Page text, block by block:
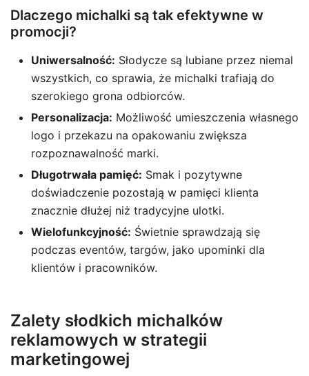
Dlaczego michalki są tak efektywne w
promocji?
Uniwersalność: Słodycze są lubiane przez niemal
wszystkich, co sprawia, że michalki trafiają do
szerokiego grona odbiorców.
Personalizacja: Możliwość umieszczenia własnego
logo i przekazu na opakowaniu zwiększa
rozpoznawalność marki.
Długotrwała pamięć: Smak i pozytywne
doświadczenie pozostają w pamięci klienta
znacznie dłużej niż tradycyjne ulotki.
Wielofunkcyjność: Świetnie sprawdzają się
podczas eventów, targów, jako upominki dla
klientów i pracowników.
Zalety słodkich michalków
reklamowych w strategii
marketingowej